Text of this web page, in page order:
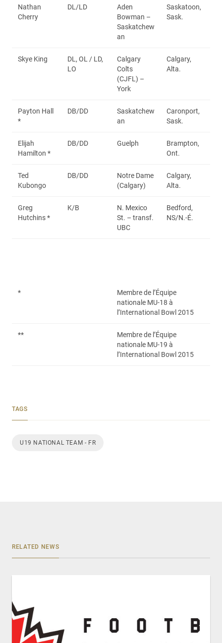
Nathan
Cherry
DL/LD
Aden
Bowman –
Saskatchew
an
Saskatoon,
Sask.
Skye King
DL, OL / LD,
LO
Calgary
Colts
(CJFL) –
York
Calgary,
Alta.
Payton Hall
*
DB/DD
Saskatchew
an
Caronport,
Sask.
Elijah
Hamilton *
DB/DD Guelph
Brampton,
Ont.
Ted
Kubongo
DB/DD
Notre Dame
(Calgary)
Calgary,
Alta.
Greg
Hutchins *
K/B
N. Mexico
St. – transf.
UBC
Bedford,
NS/N.-É.
*
Membre de l’Équipe
nationale MU-18 à
l’International Bowl 2015
**
Membre de l’Équipe
nationale MU-19 à
l’International Bowl 2015
TAGS
U19 NATIONAL TEAM - FR
RELATED NEWS